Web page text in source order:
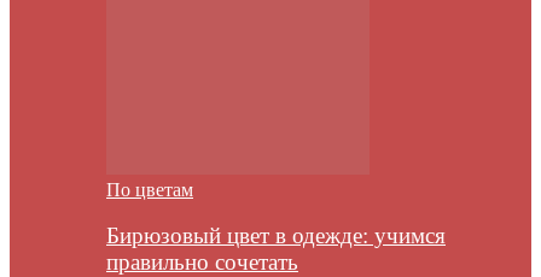
По цветам
Бирюзовый цвет в одежде: учимся
правильно сочетать